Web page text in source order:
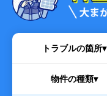
トラブルの箇所▾
物件の種類▾